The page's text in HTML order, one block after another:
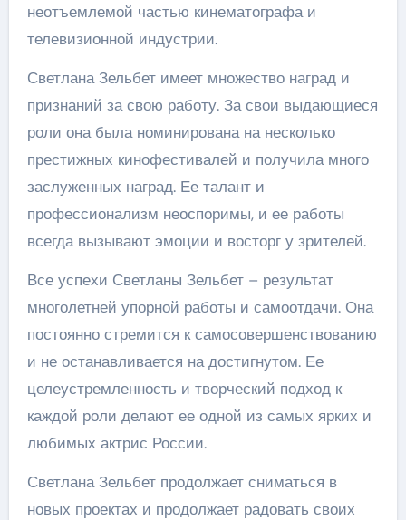
неотъемлемой частью кинематографа и
телевизионной индустрии.
Светлана Зельбет имеет множество наград и
признаний за свою работу. За свои выдающиеся
роли она была номинирована на несколько
престижных кинофестивалей и получила много
заслуженных наград. Ее талант и
профессионализм неоспоримы, и ее работы
всегда вызывают эмоции и восторг у зрителей.
Все успехи Светланы Зельбет – результат
многолетней упорной работы и самоотдачи. Она
постоянно стремится к самосовершенствованию
и не останавливается на достигнутом. Ее
целеустремленность и творческий подход к
каждой роли делают ее одной из самых ярких и
любимых актрис России.
Светлана Зельбет продолжает сниматься в
новых проектах и продолжает радовать своих